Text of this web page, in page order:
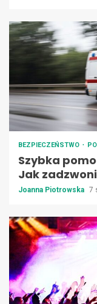
BEZPIECZEŃSTWO
Szybka
Jak
Joanna Piotrowska 7